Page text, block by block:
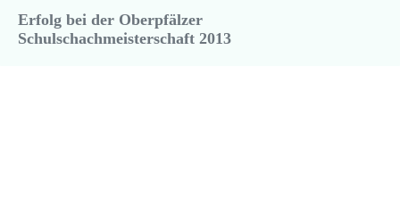
Erfolg bei der Oberpfälzer
Schulschachmeisterschaft 2013